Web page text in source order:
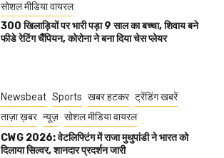
सोशल मीडिया वायरल
300 खिलाड़ियों पर भारी पड़ा 9 साल का बच्चा, शिवाय बने
फीडे रेटिंग चैंपियन, कोरोना ने बना दिया चेस प्लेयर
Newsbeat Sports खबर हटकर ट्रेंडिंग खबरें
ताज़ा ख़बर न्यूज़ सोशल मीडिया वायरल
CWG 2026: वेटलिफ्टिंग में राजा मुथुपांडी ने भारत को
दिलाया सिल्वर, शानदार प्रदर्शन जारी